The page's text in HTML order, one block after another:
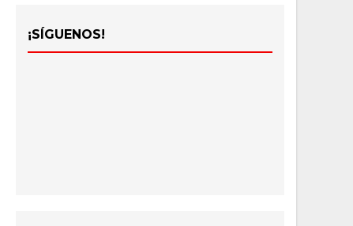
¡SÍGUENOS!